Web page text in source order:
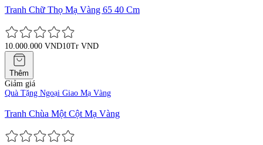
Tranh Chữ Thọ Mạ Vàng 65 40 Cm
10.000.000 VND10Tr VND
Thêm
Giảm giá
Quà Tặng Ngoại Giao Mạ Vàng
Tranh Chùa Một Cột Mạ Vàng